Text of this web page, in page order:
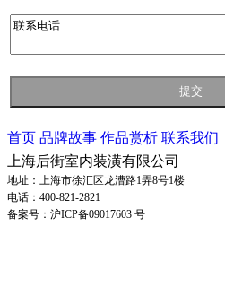
首页 品牌故事 作品赏析 联系我们
上海后街室内装潢有限公司
地址：上海市徐汇区龙漕路1弄8号1楼
电话：400-821-2821
备案号：沪ICP备09017603 号